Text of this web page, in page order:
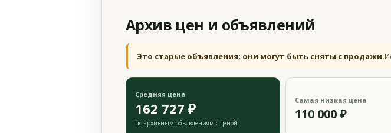
Архив цен и объявлений
Это старые объявления; они могут быть сняты с продажи.
Средняя цена
162 727 ₽
по архивным объявлениям с ценой
Самая низкая цена
110 000 ₽